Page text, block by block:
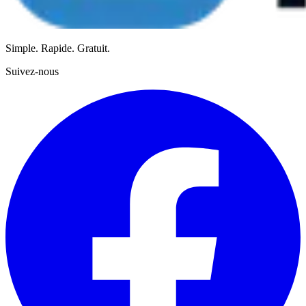
Simple. Rapide. Gratuit.
Suivez-nous